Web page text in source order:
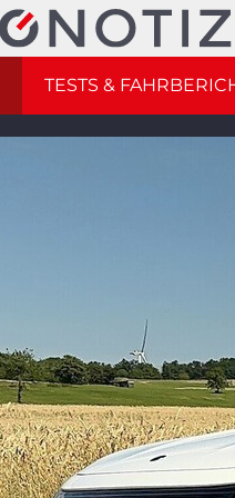
TESTS &